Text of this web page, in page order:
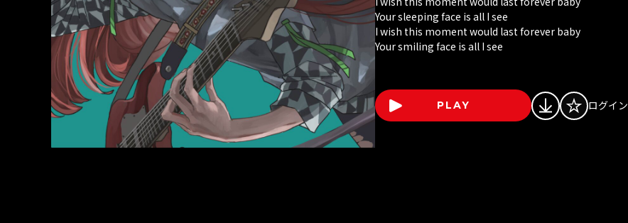
Your sleeping face is all I see
I wish this moment would last forever baby
Your smiling face is all I see
PLAY ログイン